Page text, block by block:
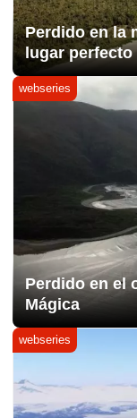
Perdido en la
lugar perfecto
webseries
Perdido en el
Mágica
webseries